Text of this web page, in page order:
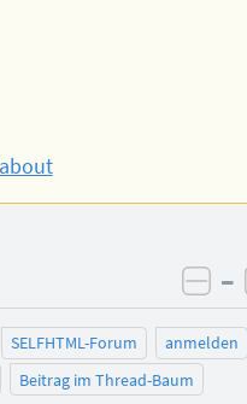
–
SELFHTML-Forum
anmelden
Beitrag im Thread-Baum